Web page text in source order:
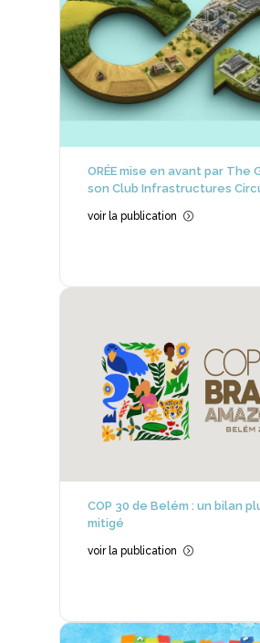
ORÉE mise en avant par The
son Club Infrastructures
voir la publication =
COP 30 de Belém : un bilan
mitigé
voir la publication =